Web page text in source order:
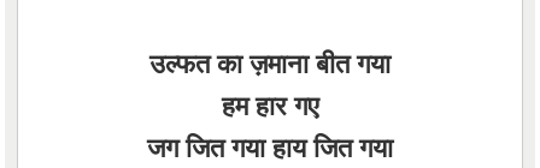
उल्फत का ज़माना बीत गया
हम हार गए
जग जित गया हाय जित गया